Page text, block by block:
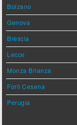
Bolzano
Genova
Brescia
Lecce
Monza Brianza
Forlì Cesena
Perugia